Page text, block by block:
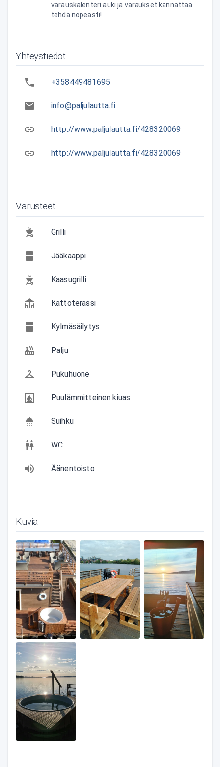
varauskalenteri auki ja varaukset kannattaa
tehdä nopeasti!
Yhteystiedot
+358449481695
info@paljulautta.fi
http://www.paljulautta.fi/428320069
http://www.paljulautta.fi/428320069
Varusteet
Grilli
Jääkaappi
Kaasugrilli
Kattoterassi
Kylmäsäilytys
Palju
Pukuhuone
Puulämmitteinen kiuas
Suihku
WC
Äänentoisto
Kuvia